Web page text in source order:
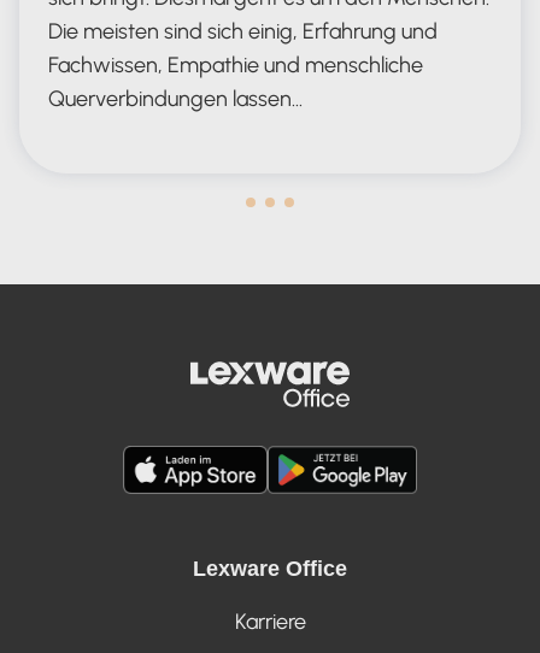
Die meisten sind sich einig, Erfahrung und
Fachwissen, Empathie und menschliche
Querverbindungen lassen…
Lexware Office
Karriere